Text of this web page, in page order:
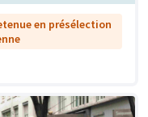
en présélection